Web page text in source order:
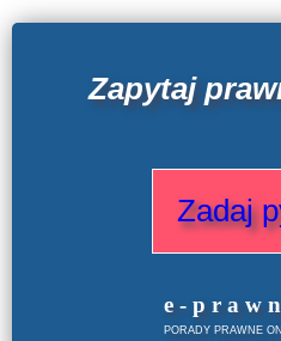
Zapytaj
Zadaj
e -
PORADY PRAWNE